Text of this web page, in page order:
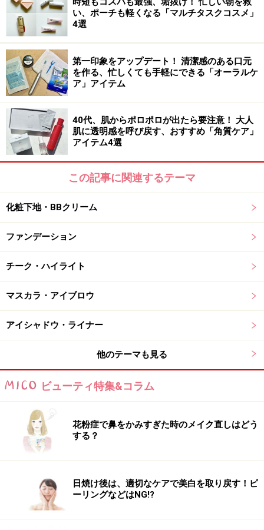
アネッサのUVジェルで明るく澄んだ肌印象に
トーンアップとブライトニングケアを叶えるアネッサの
UVジェル。3種の忍ばせパールにより、くすみを自然に
カバーし、血色感もアップ。さらに、これまでの美白有
効成分m-トラネキサム酸やうるおい美容液成分に加え
て、保湿成分のダブルティークリアエッセンスも新配
合。使うたび、内側から輝くような透明感のあるうるお
い美肌も叶えてくれます。
アネッサ
ブライトニングUV ジェル NA（医薬部外品）
肌印象を底上げしたい人におすすめ2. シュ
ウ ウエムラ
ラのプライマー
朝起きてサッとひと塗りするだけで、夜まで完璧！な全
方位パーフェクションプライマー。血色感レッドパール
ワなどの肌ノイズをカバー。また、ビタミンC誘導体や
ビタミンE、ナイアシンアミドも配合し、使うたびフレ
ッシュなハリツヤ肌に導きます。さらに、ファンデーシ
ョンのノリを高め、メイクの完成度を引き上げる効果も
DATA
シュウ ウエムラ
い、ポーチも軽くなる「マルチタスクコスメ」
4選
第一印象をアップデート！ 清潔感のある口元
を作る、忙しくても手軽にできる「オーラルケ
ア」アイテム
40代、肌からポロポロが出たら要注意！ 大人
肌に透明感を呼び戻す、おすすめ「角質ケア」
アイテム4選
この記事に関連するテーマ
化粧下地・BBクリーム
ファンデーション
チーク・ハイライト
マスカラ・アイブロウ
アイシャドウ・ライナー
他のテーマも見る
ビューティ特集&コラム
花粉症で鼻をかみすぎた時のメイク直しはどう
する？
日焼け後は、適切なケアで美白を取り戻す！ピ
ーリングなどはNG!?